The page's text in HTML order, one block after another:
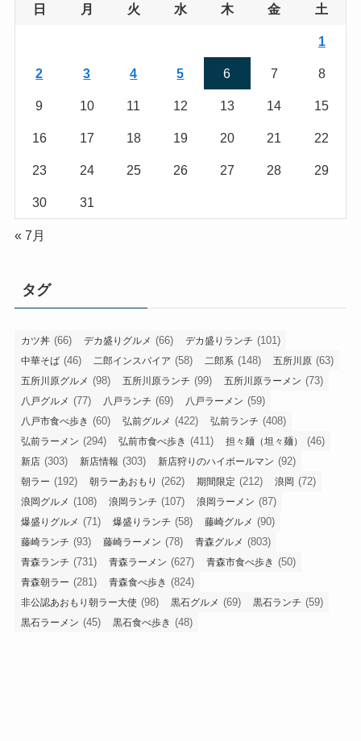
日 月 火 水 木 金 土
1
2 3 4 5 6 7 8
9 10 11 12 13 14 15
16 17 18 19 20 21 22
23 24 25 26 27 28 29
30 31
« 7月
タグ
カツ丼 (66) デカ盛りグルメ (66) デカ盛りランチ (101)
中華そば (46) 二郎インスパイア (58) 二郎系 (148) 五所川原 (63)
五所川原グルメ (98) 五所川原ランチ (99) 五所川原ラーメン (73)
八戸グルメ (77) 八戸ランチ (69) 八戸ラーメン (59)
八戸市食べ歩き (60) 弘前グルメ (422) 弘前ランチ (408)
弘前ラーメン (294) 弘前市食べ歩き (411) 担々麺（坦々麺） (46)
新店 (303) 新店情報 (303) 新店狩りのハイボールマン (92)
朝ラー (192) 朝ラーあおもり (262) 期間限定 (212) 浪岡 (72)
浪岡グルメ (108) 浪岡ランチ (107) 浪岡ラーメン (87)
爆盛りグルメ (71) 爆盛りランチ (58) 藤崎グルメ (90)
藤崎ランチ (93) 藤崎ラーメン (78) 青森グルメ (803)
青森ランチ (731) 青森ラーメン (627) 青森市食べ歩き (50)
青森朝ラー (281) 青森食べ歩き (824)
非公認あおもり朝ラー大使 (98) 黒石グルメ (69) 黒石ランチ (59)
黒石ラーメン (45) 黒石食べ歩き (48)